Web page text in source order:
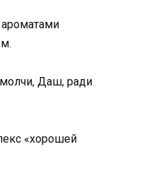
Даш, ради
«хорошей